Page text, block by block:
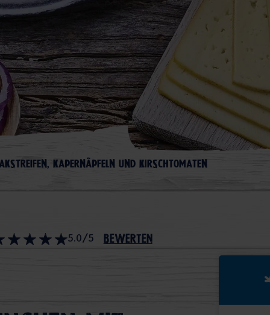
KAPERNÄPFELN UND KIRSCHTOMATEN
5.0/5 bewerten